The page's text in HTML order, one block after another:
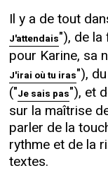
Il y a de tout
J'attendais"), de la
pour Karine, sa
J'irai où tu iras"),
("Je sais pas"), et
sur la maîtrise
parler de la
rythme et de la
textes.